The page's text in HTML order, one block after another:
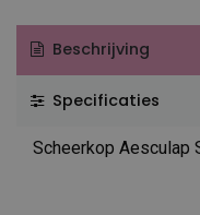
Beschrijving
Specificaties
Scheerkop Aesculap